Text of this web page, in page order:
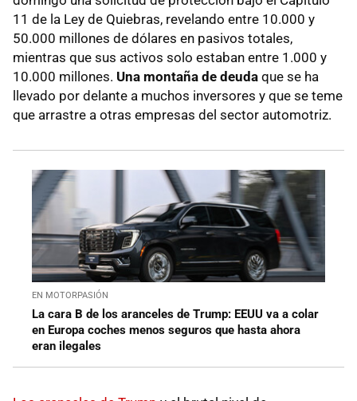
11 de la Ley de Quiebras, revelando entre 10.000 y
50.000 millones de dólares en pasivos totales,
mientras que sus activos solo estaban entre 1.000 y
10.000 millones. Una montaña de deuda que se ha
llevado por delante a muchos inversores y que se teme
que arrastre a otras empresas del sector automotriz.
EN MOTORPASIÓN
La cara B de los aranceles de Trump: EEUU va a colar
en Europa coches menos seguros que hasta ahora
eran ilegales